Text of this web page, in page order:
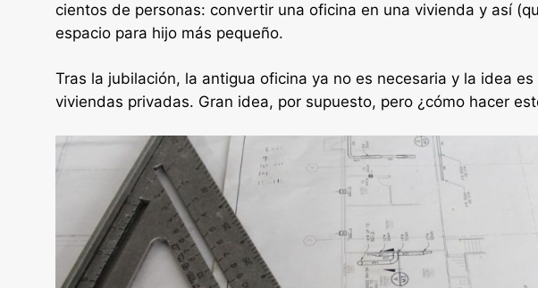
cientos de personas: convertir una oficina en una vivienda y así
espacio para hijo más pequeño.
Tras la jubilación, la antigua oficina ya no es necesaria y la idea
viviendas privadas. Gran idea, por supuesto, pero ¿cómo hacer